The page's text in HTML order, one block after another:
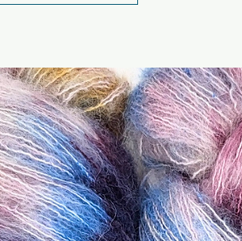
Dieses Produkt
zum
Verarbeitung
Kein Spielzeug
Stränge, lose
Kleinkindern
Produkt nur
offenem Feuer